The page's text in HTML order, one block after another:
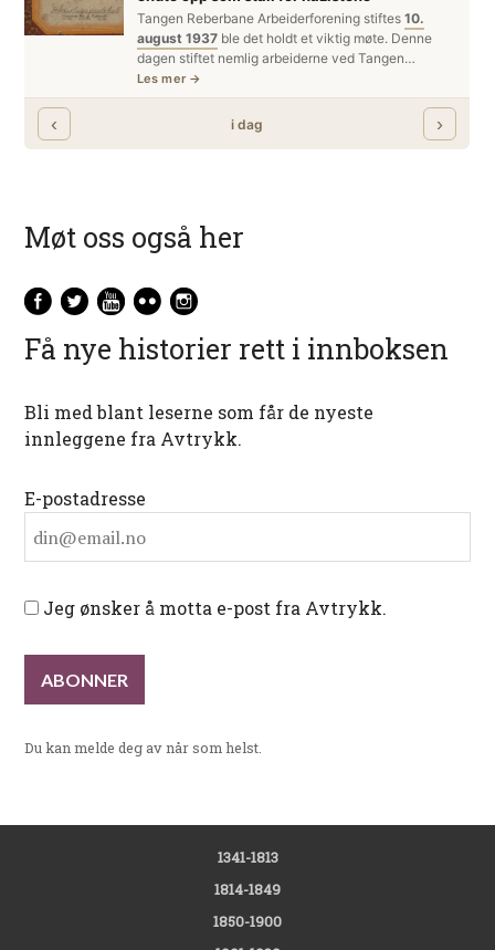
Møt oss også her
Få nye historier rett i innboksen
Bli med blant leserne som får de nyeste
innleggene fra Avtrykk.
E-postadresse
Jeg ønsker å motta e-post fra Avtrykk.
Du kan melde deg av når som helst.
1341-1813
1814-1849
1850-1900